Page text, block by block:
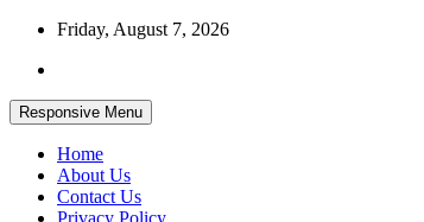
Skip
content
Friday, August 7, 2026
Responsive Menu
Home
About Us
Contact Us
Privacy Policy